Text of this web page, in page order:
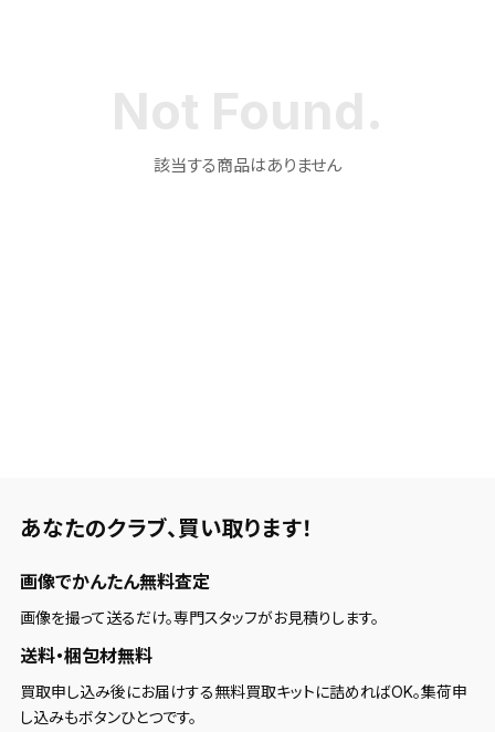
該当する商品はありません
新着通知
が入荷した際に、メール及びお客様のアカウント内の
「お知らせ」で通知します。
検索条件を保存
検索条件を保存しました。
これまで保存した検索条件は、マイページの「保存検
あなたのクラブ、 買い取ります！
画像でかんたん無料査定
画像を撮って送るだけ。専門スタッフがお見積りします。
送料・梱包材無料
買取申し込み後にお届けする無料買取キットに詰めればOK。集荷申
し込みもボタンひとつです。